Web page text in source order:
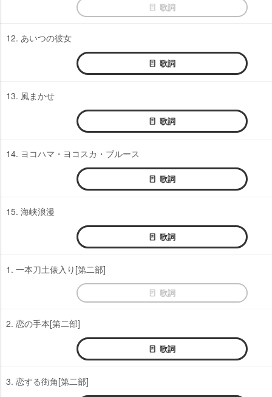
歌詞
12. あいつの彼女
歌詞
13. 風まかせ
歌詞
14. ヨコハマ・ヨコスカ・ブルース
歌詞
15. 海峡浪漫
歌詞
1. 一本刀土俵入り[第二部]
歌詞
2. 恋の手本[第二部]
歌詞
3. 恋する街角[第二部]